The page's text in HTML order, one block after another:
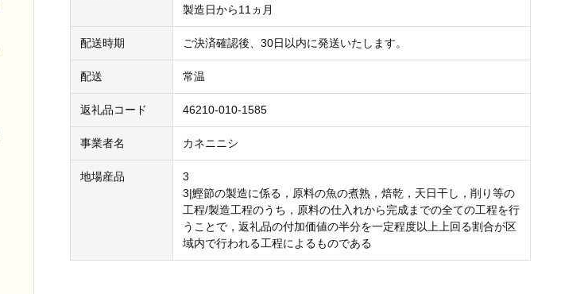
製造日から11ヵ月
配送時期 ご決済確認後、30日以内に発送いたします。
配送 常温
返礼品コード 46210-010-1585
事業者名 カネニニシ
地場産品
3
3|鰹節の製造に係る，原料の魚の煮熟，焙乾，天日干し，削り等の
工程/製造工程のうち，原料の仕入れから完成までの全ての工程を行
うことで，返礼品の付加価値の半分を一定程度以上上回る割合が区
域内で行われる工程によるものである